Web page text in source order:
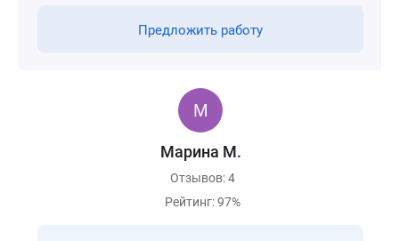
Предложить работу
Марина М.
Отзывов: 4
Рейтинг: 97%